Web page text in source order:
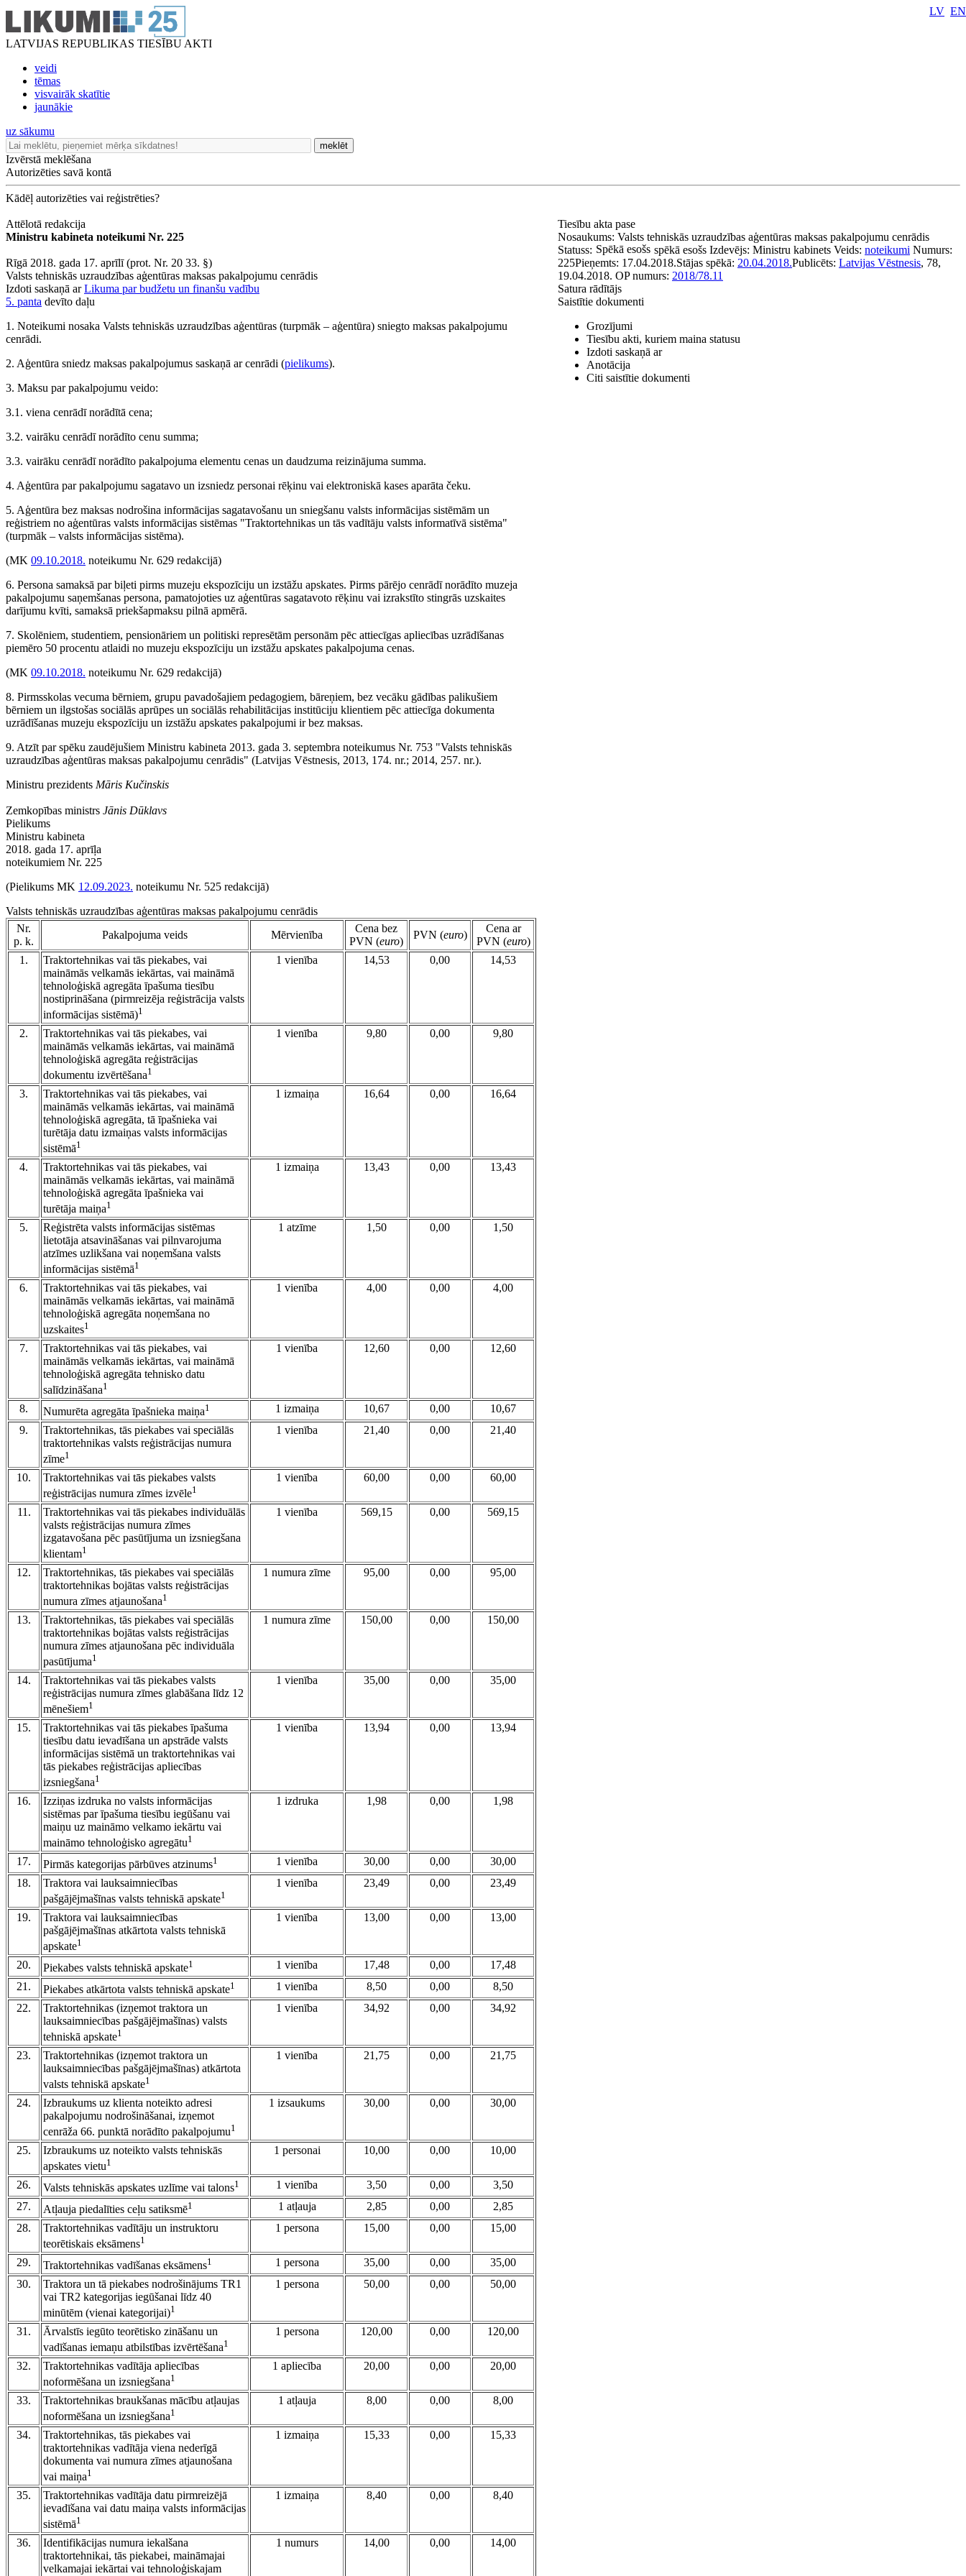
LATVIJAS REPUBLIKAS TIESĪBU AKTI
veidi
tēmas
visvairāk skatītie
jaunākie
LV EN
uz sākumu
meklēt
Izvērstā meklēšana
Autorizēties savā kontā
Kādēļ autorizēties vai reģistrēties?
Attēlotā redakcija
Ministru kabineta noteikumi Nr. 225
Rīgā 2018. gada 17. aprīlī (prot. Nr. 20 33. §)
Valsts tehniskās uzraudzības aģentūras maksas pakalpojumu cenrādis
Izdoti saskaņā arLikuma par budžetu un finanšu vadību
5. panta devīto daļu
1. Noteikumi nosaka Valsts tehniskās uzraudzības aģentūras (turpmāk – aģentūra) sniegto maksas pakalpojumu
cenrādi.
2. Aģentūra sniedz maksas pakalpojumus saskaņā ar cenrādi (pielikums).
3. Maksu par pakalpojumu veido:
3.1. viena cenrādī norādītā cena;
3.2. vairāku cenrādī norādīto cenu summa;
3.3. vairāku cenrādī norādīto pakalpojuma elementu cenas un daudzuma reizinājuma summa.
4. Aģentūra par pakalpojumu sagatavo un izsniedz personai rēķinu vai elektroniskā kases aparāta čeku.
5. Aģentūra bez maksas nodrošina informācijas sagatavošanu un sniegšanu valsts informācijas sistēmām un
reģistriem no aģentūras valsts informācijas sistēmas "Traktortehnikas un tās vadītāju valsts informatīvā sistēma"
(turpmāk – valsts informācijas sistēma).
(MK 09.10.2018. noteikumu Nr. 629 redakcijā)
6. Persona samaksā par biļeti pirms muzeju ekspozīciju un izstāžu apskates. Pirms pārējo cenrādī norādīto muzeja
pakalpojumu saņemšanas persona, pamatojoties uz aģentūras sagatavoto rēķinu vai izrakstīto stingrās uzskaites
darījumu kvīti, samaksā priekšapmaksu pilnā apmērā.
7. Skolēniem, studentiem, pensionāriem un politiski represētām personām pēc attiecīgas apliecības uzrādīšanas
piemēro 50 procentu atlaidi no muzeju ekspozīciju un izstāžu apskates pakalpojuma cenas.
(MK 09.10.2018. noteikumu Nr. 629 redakcijā)
8. Pirmsskolas vecuma bērniem, grupu pavadošajiem pedagogiem, bāreņiem, bez vecāku gādības palikušiem
bērniem un ilgstošas sociālās aprūpes un sociālās rehabilitācijas institūciju klientiem pēc attiecīga dokumenta
uzrādīšanas muzeju ekspozīciju un izstāžu apskates pakalpojumi ir bez maksas.
9. Atzīt par spēku zaudējušiem Ministru kabineta 2013. gada 3. septembra noteikumus Nr. 753 "Valsts tehniskās
uzraudzības aģentūras maksas pakalpojumu cenrādis" (Latvijas Vēstnesis, 2013, 174. nr.; 2014, 257. nr.).
Ministru prezidents Māris Kučinskis
Zemkopības ministrs Jānis Dūklavs
Pielikums
Ministru kabineta
2018. gada 17. aprīļa
noteikumiem Nr. 225
(Pielikums MK 12.09.2023. noteikumu Nr. 525 redakcijā)
Valsts tehniskās uzraudzības aģentūras maksas pakalpojumu cenrādis
Nr.
p. k.
Pakalpojuma veids Mērvienība
Cena bez
PVN (euro)
PVN (euro)
Cena ar
PVN (euro)
1.
Traktortehnikas vai tās piekabes, vai
maināmās velkamās iekārtas, vai maināmā
tehnoloģiskā agregāta īpašuma tiesību
nostiprināšana (pirmreizēja reģistrācija valsts
informācijas sistēmā)1
1 vienība 14,53 0,00 14,53
2.
Traktortehnikas vai tās piekabes, vai
maināmās velkamās iekārtas, vai maināmā
tehnoloģiskā agregāta reģistrācijas
dokumentu izvērtēšana1
1 vienība 9,80 0,00 9,80
3.
Traktortehnikas vai tās piekabes, vai
maināmās velkamās iekārtas, vai maināmā
tehnoloģiskā agregāta, tā īpašnieka vai
turētāja datu izmaiņas valsts informācijas
sistēmā1
1 izmaiņa 16,64 0,00 16,64
4.
Traktortehnikas vai tās piekabes, vai
maināmās velkamās iekārtas, vai maināmā
tehnoloģiskā agregāta īpašnieka vai
turētāja maiņa1
1 izmaiņa 13,43 0,00 13,43
5.
Reģistrēta valsts informācijas sistēmas
lietotāja atsavināšanas vai pilnvarojuma
atzīmes uzlikšana vai noņemšana valsts
informācijas sistēmā1
1 atzīme 1,50 0,00 1,50
6.
Traktortehnikas vai tās piekabes, vai
maināmās velkamās iekārtas, vai maināmā
tehnoloģiskā agregāta noņemšana no
uzskaites1
1 vienība 4,00 0,00 4,00
7.
Traktortehnikas vai tās piekabes, vai
maināmās velkamās iekārtas, vai maināmā
tehnoloģiskā agregāta tehnisko datu
salīdzināšana1
1 vienība 12,60 0,00 12,60
8. Numurēta agregāta īpašnieka maiņa1 1 izmaiņa 10,67 0,00
10,67
9.
Traktortehnikas, tās piekabes vai speciālās
traktortehnikas valsts reģistrācijas numura
zīme1
1 vienība 21,40 0,00 21,40
10.
Traktortehnikas vai tās piekabes valsts
reģistrācijas numura zīmes izvēle1
1 vienība 60,00 0,00 60,00
11.
Traktortehnikas vai tās piekabes individuālās
valsts reģistrācijas numura zīmes
izgatavošana pēc pasūtījuma un izsniegšana
klientam1
1 vienība 569,15 0,00 569,15
12.
Traktortehnikas, tās piekabes vai speciālās
traktortehnikas bojātas valsts reģistrācijas
numura zīmes atjaunošana1
1 numura zīme 95,00 0,00 95,00
13.
Traktortehnikas, tās piekabes vai speciālās
traktortehnikas bojātas valsts reģistrācijas
numura zīmes atjaunošana pēc individuāla
pasūtījuma1
1 numura zīme 150,00 0,00 150,00
14.
Traktortehnikas vai tās piekabes valsts
reģistrācijas numura zīmes glabāšana līdz 12
mēnešiem1
1 vienība 35,00 0,00 35,00
15.
Traktortehnikas vai tās piekabes īpašuma
tiesību datu ievadīšana un apstrāde valsts
informācijas sistēmā un traktortehnikas vai
tās piekabes reģistrācijas apliecības
izsniegšana1
1 vienība 13,94 0,00 13,94
16.
Izziņas izdruka no valsts informācijas
sistēmas par īpašuma tiesību iegūšanu vai
maiņu uz maināmo velkamo iekārtu vai
maināmo tehnoloģisko agregātu1
1 izdruka 1,98 0,00 1,98
17. Pirmās kategorijas pārbūves atzinums1 1 vienība 30,00 0,00
30,00
18.
Traktora vai lauksaimniecības
pašgājējmašīnas valsts tehniskā apskate1
1 vienība 23,49 0,00 23,49
19.
Traktora vai lauksaimniecības
pašgājējmašīnas atkārtota valsts tehniskā
apskate1
1 vienība 13,00 0,00 13,00
20. Piekabes valsts tehniskā apskate1 1 vienība 17,48 0,00
17,48
21.
Piekabes atkārtota valsts tehniskā apskate1 1 vienība 8,50 0,00
8,50
22.
Traktortehnikas (izņemot traktora un
lauksaimniecības pašgājējmašīnas) valsts
tehniskā apskate1
1 vienība 34,92 0,00 34,92
23.
Traktortehnikas (izņemot traktora un
lauksaimniecības pašgājējmašīnas) atkārtota
valsts tehniskā apskate1
1 vienība 21,75 0,00 21,75
24.
Izbraukums uz klienta noteikto adresi
pakalpojumu nodrošināšanai, izņemot
cenrāža 66. punktā norādīto pakalpojumu1
1 izsaukums 30,00 0,00 30,00
25.
Izbraukums uz noteikto valsts tehniskās
apskates vietu1
1 personai 10,00 0,00 10,00
26. Valsts tehniskās apskates uzlīme vai talons1 1 vienība 3,50 0,00
3,50
27.
Atļauja piedalīties ceļu satiksmē1 1 atļauja 2,85 0,00
2,85
28.
Traktortehnikas vadītāju un instruktoru
teorētiskais eksāmens1
1 persona 15,00 0,00 15,00
29. Traktortehnikas vadīšanas eksāmens1 1 persona 35,00 0,00
35,00
30.
Traktora un tā piekabes nodrošinājums TR1
vai TR2 kategorijas iegūšanai līdz 40
minūtēm (vienai kategorijai)1
1 persona 50,00 0,00 50,00
31.
Ārvalstīs iegūto teorētisko zināšanu un
vadīšanas iemaņu atbilstības izvērtēšana1
1 persona 120,00 0,00 120,00
32.
Traktortehnikas vadītāja apliecības
noformēšana un izsniegšana1
1 apliecība 20,00 0,00 20,00
33.
Traktortehnikas braukšanas mācību atļaujas
noformēšana un izsniegšana1
1 atļauja 8,00 0,00 8,00
34.
Traktortehnikas, tās piekabes vai
traktortehnikas vadītāja viena nederīgā
dokumenta vai numura zīmes atjaunošana
vai maiņa1
1 izmaiņa 15,33 0,00 15,33
35.
Traktortehnikas vadītāja datu pirmreizējā
ievadīšana vai datu maiņa valsts informācijas
sistēmā1
1 izmaiņa 8,40 0,00 8,40
36.
Identifikācijas numura iekalšana
traktortehnikai, tās piekabei, maināmajai
velkamajai iekārtai vai tehnoloģiskajam
1 numurs 14,00 0,00 14,00
Tiesību akta pase
Nosaukums: Valsts tehniskās uzraudzības aģentūras maksas pakalpojumu cenrādis
Statuss: Spēkā esošs spēkā esošs Izdevējs: Ministru kabinets Veids: noteikumi Numurs:
225Pieņemts: 17.04.2018.Stājas spēkā: 20.04.2018.Publicēts: Latvijas Vēstnesis, 78,
19.04.2018. OP numurs: 2018/78.11
Satura rādītājs
Saistītie dokumenti
Grozījumi
Tiesību akti, kuriem maina statusu
Izdoti saskaņā ar
Anotācija
Citi saistītie dokumenti